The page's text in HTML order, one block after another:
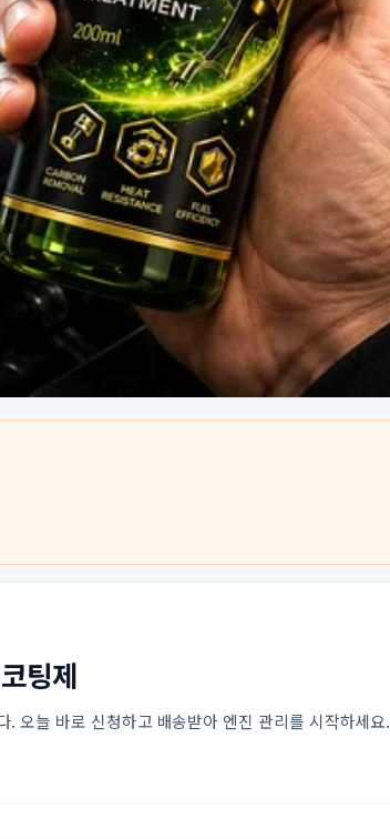
팅제
오늘 바로 신청하고 배송받아 엔진 관리를 시작하세요.